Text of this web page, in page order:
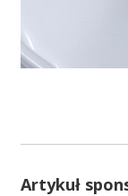
Artykuł